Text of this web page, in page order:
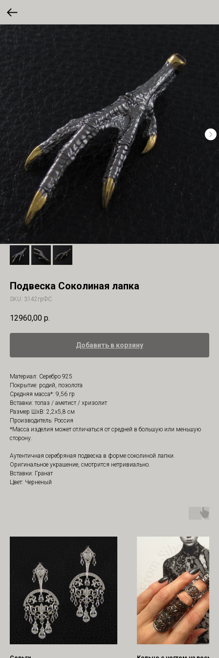
Подвеска Соколиная лапка
SKU: 3142грФС
12960,00 р.
Добавить в корзину
Материал: Серебро 925
Покрытие: родий, позолота
Средняя масса*: 9,56 гр
Вставки: топаз / аметист / хризолит
Размер ШхВ: 2,2х5,8 см
Производитель: Россия
*Масса изделия может отличаться от средней в большую или меньшую
сторону.
Аутентичная серебряная подвеска в форме соколиной лапки.
Оригинальное украшение, смотрится нетривиально.
Вставки: Гранат
Цвет: Черненый